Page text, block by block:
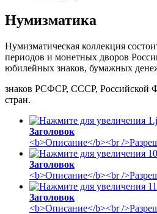
Нумизматика
Нумизматическая коллекция
периодов и монетных дворов
юбилейных знаков, бумажных
знаков РСФСР, СССР, Российской
стран.
Заголовок
<b>Описание</b><br /
Заголовок
<b>Описание</b><br /
Заголовок
<b>Описание</b><br /